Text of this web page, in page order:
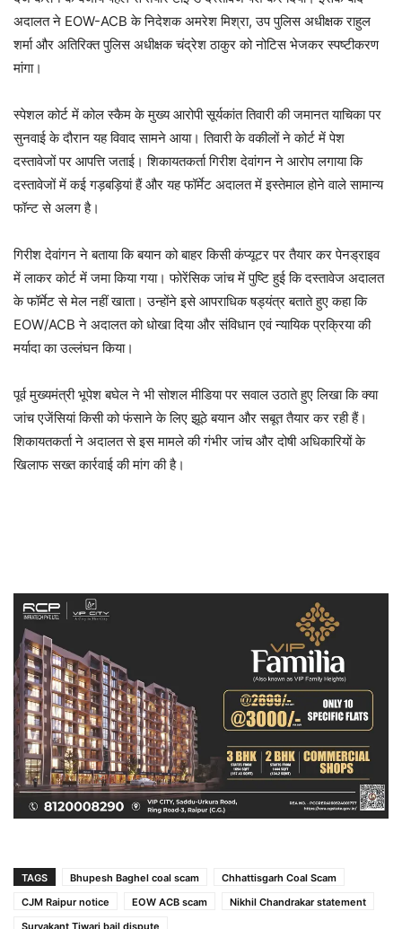
अदालत ने EOW-ACB के निदेशक अमरेश मिश्रा, उप पुलिस अधीक्षक राहुल
शर्मा और अतिरिक्त पुलिस अधीक्षक चंद्रेश ठाकुर को नोटिस भेजकर स्पष्टीकरण
मांगा।
स्पेशल कोर्ट में कोल स्कैम के मुख्य आरोपी सूर्यकांत तिवारी की जमानत याचिका पर
सुनवाई के दौरान यह विवाद सामने आया। तिवारी के वकीलों ने कोर्ट में पेश
दस्तावेजों पर आपत्ति जताई। शिकायतकर्ता गिरीश देवांगन ने आरोप लगाया कि
दस्तावेजों में कई गड़बड़ियां हैं और यह फॉर्मेट अदालत में इस्तेमाल होने वाले सामान्य
फॉन्ट से अलग है।
गिरीश देवांगन ने बताया कि बयान को बाहर किसी कंप्यूटर पर तैयार कर पेनड्राइव
में लाकर कोर्ट में जमा किया गया। फोरेंसिक जांच में पुष्टि हुई कि दस्तावेज अदालत
के फॉर्मेट से मेल नहीं खाता। उन्होंने इसे आपराधिक षड्यंत्र बताते हुए कहा कि
EOW/ACB ने अदालत को धोखा दिया और संविधान एवं न्यायिक प्रक्रिया की
मर्यादा का उल्लंघन किया।
पूर्व मुख्यमंत्री भूपेश बघेल ने भी सोशल मीडिया पर सवाल उठाते हुए लिखा कि क्या
जांच एजेंसियां किसी को फंसाने के लिए झूठे बयान और सबूत तैयार कर रही हैं।
शिकायतकर्ता ने अदालत से इस मामले की गंभीर जांच और दोषी अधिकारियों के
खिलाफ सख्त कार्रवाई की मांग की है।
TAGS Bhupesh Baghel coal scam
Chhattisgarh Coal Scam
CJM Raipur notice
EOW ACB scam
Nikhil Chandrakar statement
Suryakant Tiwari bail dispute